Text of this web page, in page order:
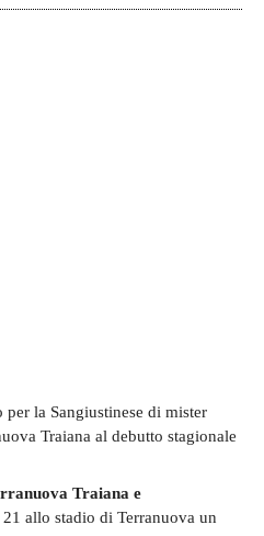
per la Sangiustinese di mister
Traiana al debutto stagionale
Traiana e
allo stadio di Terranuova un